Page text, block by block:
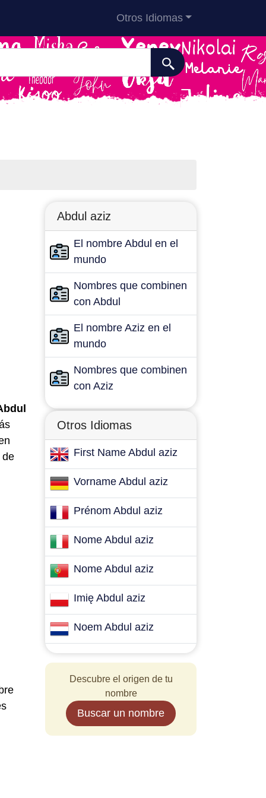
Otros Idiomas
de
Abdul aziz
El nombre Abdul en el
mundo
Nombres que combinen
con Abdul
El nombre Aziz en el
mundo
Nombres que combinen
con Aziz
Otros Idiomas
First Name Abdul aziz
Vorname Abdul aziz
Prénom Abdul aziz
Nome Abdul aziz
Nome Abdul aziz
Imię Abdul aziz
Noem Abdul aziz
Descubre el origen de tu
nombre
Buscar un nombre